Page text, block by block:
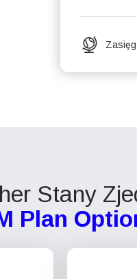
Zasięg
Stany
Plan